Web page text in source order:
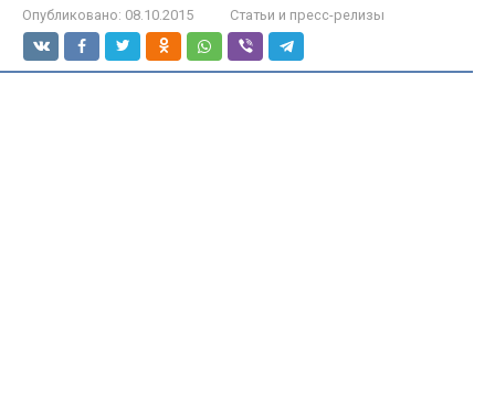
Опубликовано: 08.10.2015 Статьи и пресс-релизы